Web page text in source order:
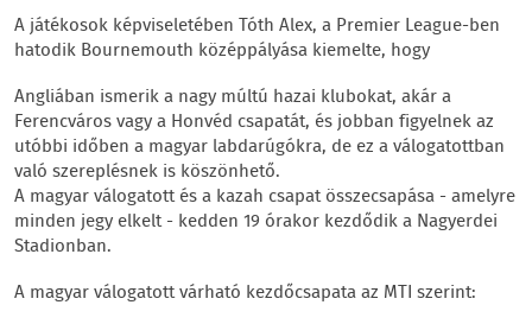
A játékosok képviseletében Tóth Alex, a Premier League-ben
hatodik Bournemouth középpályása kiemelte, hogy
Angliában ismerik a nagy múltú hazai klubokat, akár a
Ferencváros vagy a Honvéd csapatát, és jobban figyelnek az
utóbbi időben a magyar labdarúgókra, de ez a válogatottban
való szereplésnek is köszönhető.
A magyar válogatott és a kazah csapat összecsapása - amelyre
minden jegy elkelt - kedden 19 órakor kezdődik a Nagyerdei
Stadionban.
A magyar válogatott várható kezdőcsapata az MTI szerint: